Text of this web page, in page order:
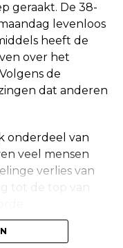
geraakt. De 38-
levenloos
heeft de
over het
de
dat anderen
onderdeel van
veel mensen
verlies van
tot de top van
woning